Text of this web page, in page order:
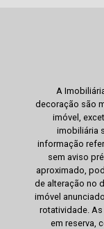
A
decoração são
imóvel,
imobiliária
informação
sem aviso
aproximado,
de alteração no
imóvel
rotatividade.
em reserva,